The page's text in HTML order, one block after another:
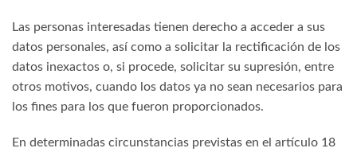
Las personas interesadas tienen derecho a acceder a sus
datos personales, así como a solicitar la rectificación de los
datos inexactos o, si procede, solicitar su supresión, entre
otros motivos, cuando los datos ya no sean necesarios para
los fines para los que fueron proporcionados.
En determinadas circunstancias previstas en el artículo 18